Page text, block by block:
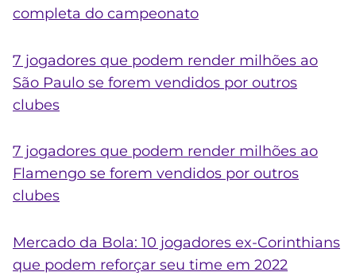
completa do campeonato
7 jogadores que podem render milhões ao
São Paulo se forem vendidos por outros
clubes
7 jogadores que podem render milhões ao
Flamengo se forem vendidos por outros
clubes
Mercado da Bola: 10 jogadores ex-Corinthians
que podem reforçar seu time em 2022